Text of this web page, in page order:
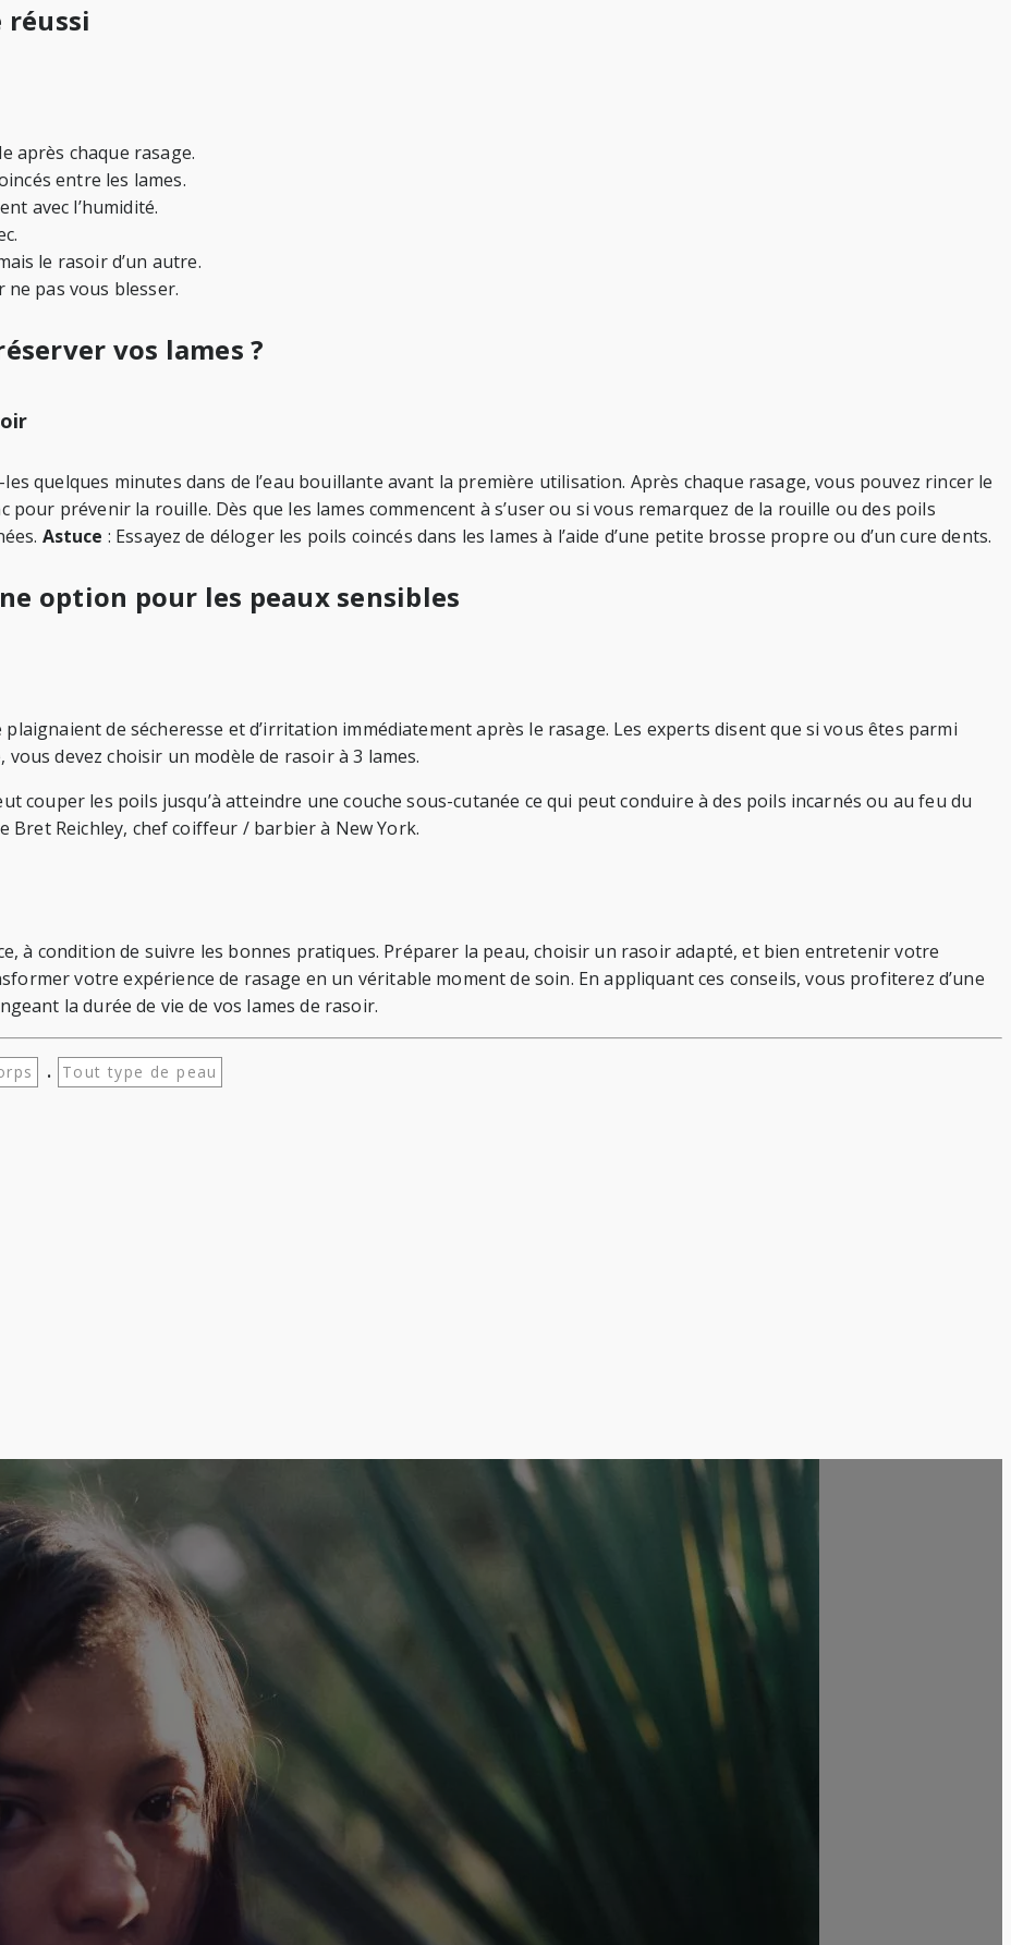
réussi
après chaque rasage.
entre les lames.
avec l’humidité.
le rasoir d’un autre.
ne pas vous blesser.
vos lames ?
quelques minutes dans de l’eau bouillante avant la première utilisation. Après chaque rasage, vous pouvez rincer le
pour prévenir la rouille. Dès que les lames commencent à s’user ou si vous remarquez de la rouille ou des poils
Astuce : Essayez de déloger les poils coincés dans les lames à l’aide d’une petite brosse propre ou d’un cure dents.
option pour les peaux sensibles
de sécheresse et d’irritation immédiatement après le rasage. Les experts disent que si vous êtes parmi
devez choisir un modèle de rasoir à 3 lames.
couper les poils jusqu’à atteindre une couche sous-cutanée ce qui peut conduire à des poils incarnés ou au feu du
Bret Reichley, chef coiffeur / barbier à New York.
à condition de suivre les bonnes pratiques. Préparer la peau, choisir un rasoir adapté, et bien entretenir votre
votre expérience de rasage en un véritable moment de soin. En appliquant ces conseils, vous profiterez d’une
la durée de vie de vos lames de rasoir.
. Tout type de peau